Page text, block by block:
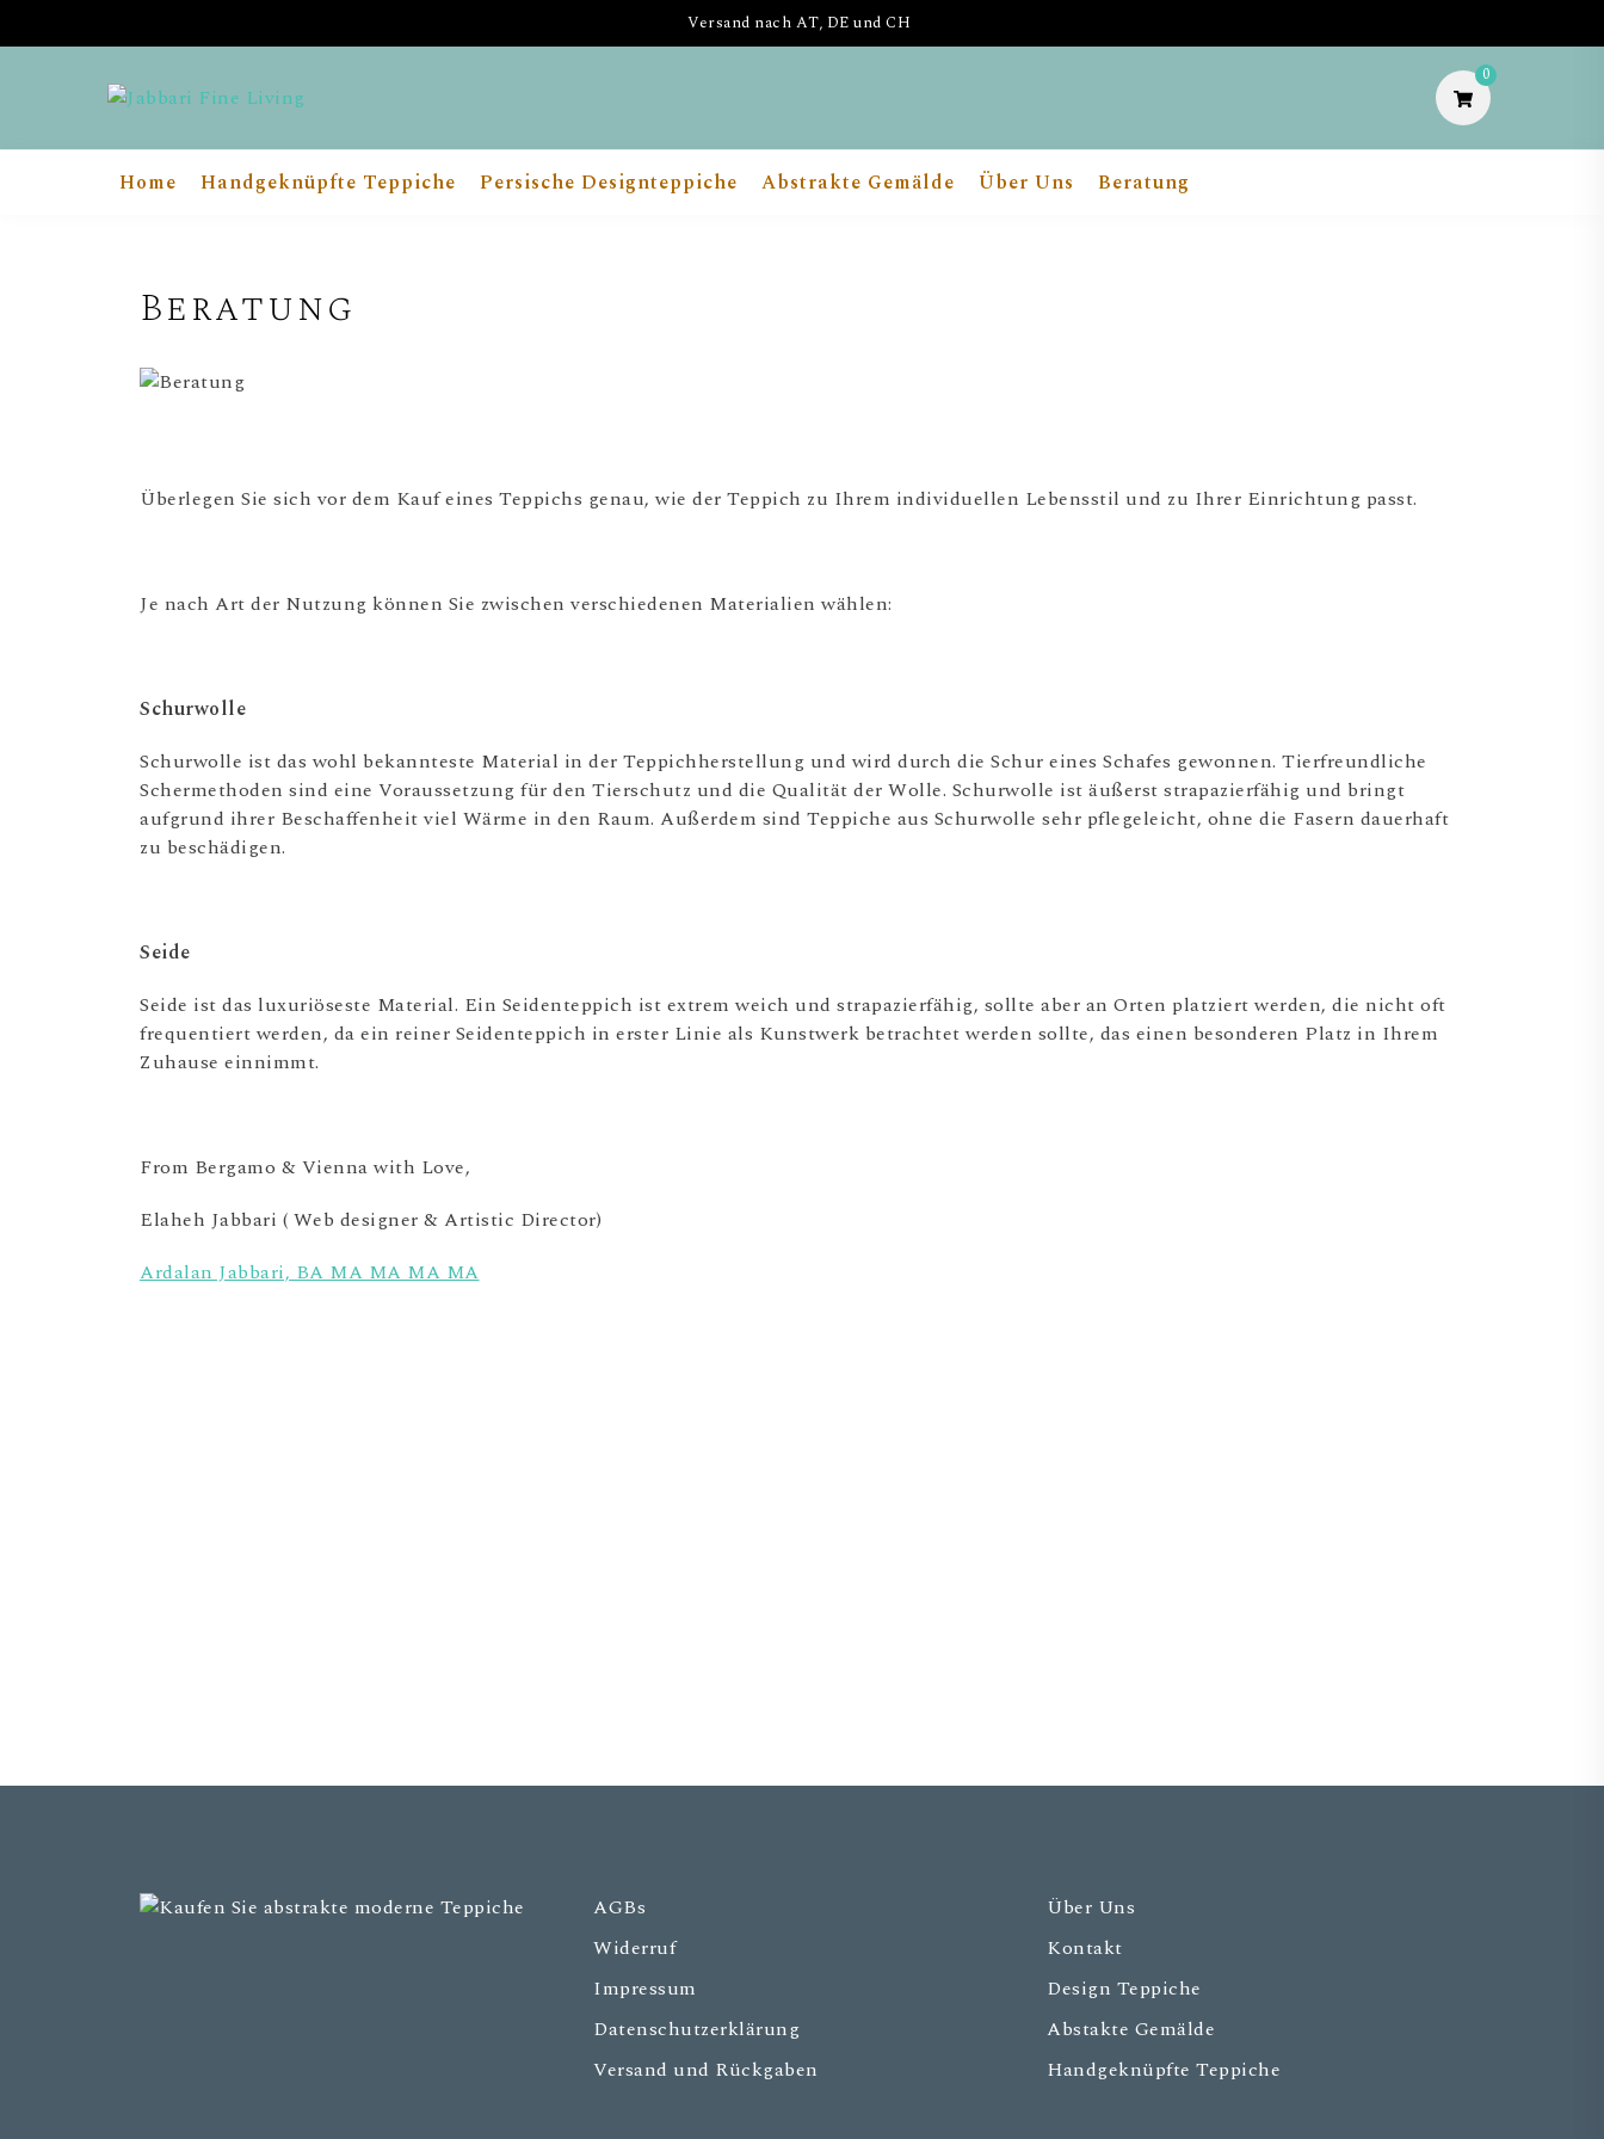
Versand nach AT, DE und CH
Jabbari Fine
Living
Shop für handgeknüpfte
Teppichunikate & Abstrakte Kunst
0
Home Handgeknüpfte Teppiche Persische Designteppiche Abstrakte Gemälde Über Uns Beratung
Beratung
Überlegen Sie sich vor dem Kauf eines Teppichs genau, wie der Teppich zu Ihrem individuellen Lebensstil und zu Ihrer Einrichtung passt.
Je nach Art der Nutzung können Sie zwischen verschiedenen Materialien wählen:
Schurwolle
Schurwolle ist das wohl bekannteste Material in der Teppichherstellung und wird durch die Schur eines Schafes gewonnen. Tierfreundliche
Schermethoden sind eine Voraussetzung für den Tierschutz und die Qualität der Wolle. Schurwolle ist äußerst strapazierfähig und bringt
aufgrund ihrer Beschaffenheit viel Wärme in den Raum. Außerdem sind Teppiche aus Schurwolle sehr pflegeleicht, ohne die Fasern dauerhaft
zu beschädigen.
Seide
Seide ist das luxuriöseste Material. Ein Seidenteppich ist extrem weich und strapazierfähig, sollte aber an Orten platziert werden, die nicht oft
frequentiert werden, da ein reiner Seidenteppich in erster Linie als Kunstwerk betrachtet werden sollte, das einen besonderen Platz in Ihrem
Zuhause einnimmt.
From Bergamo & Vienna with Love,
Elaheh Jabbari ( Web designer & Artistic Director)
Ardalan Jabbari, BA MA MA MA MA
AGBs
Widerruf
Impressum
Datenschutzerklärung
Versand und Rückgaben
Über Uns
Kontakt
Design Teppiche
Abstakte Gemälde
Handgeknüpfte Teppiche